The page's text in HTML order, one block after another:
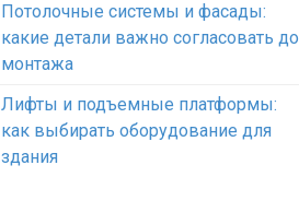
Потолочные системы и фасады:
какие детали важно согласовать до
монтажа
Лифты и подъемные платформы:
как выбирать оборудование для
здания